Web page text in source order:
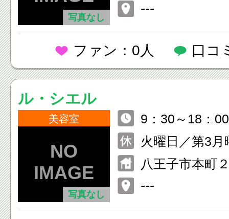
写真なし
---
ファン：0人 口コ
ル・シエル
美容室
写真なし
9：30～18：00
火曜日／第3月
八王子市本町
---